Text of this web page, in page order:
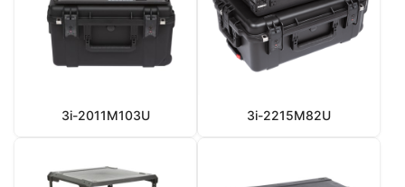
3i-2011M103U 3i-2215M82U